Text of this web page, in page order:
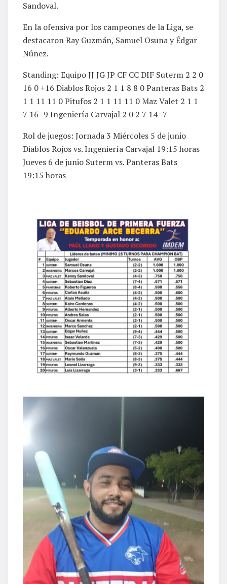
Sandoval.
En la ofensiva por los campeones de la Liga, se
destacaron Ray Guzmán, Samuel Osuna y Édgar
Núñez.
Standing: Equipo JJ JG JP CF CC DIF Suterm 2 2 0
16 0 +16 Diablos Rojos 2 1 1 8 8 0 Panteras Bats 2
1 1 11 11 0 Pitufos 2 1 1 11 11 0 Maz Valet 2 1 1
7 16 -9 Ingeniería Carvajal 2 0 2 7 14 -7
Rol de juegos: Jornada 3 Miércoles 5 de junio
Diablos Rojos vs. Ingeniería Carvajal 19:15 horas
Jueves 6 de junio Suterm vs. Panteras Bats
19:15 horas